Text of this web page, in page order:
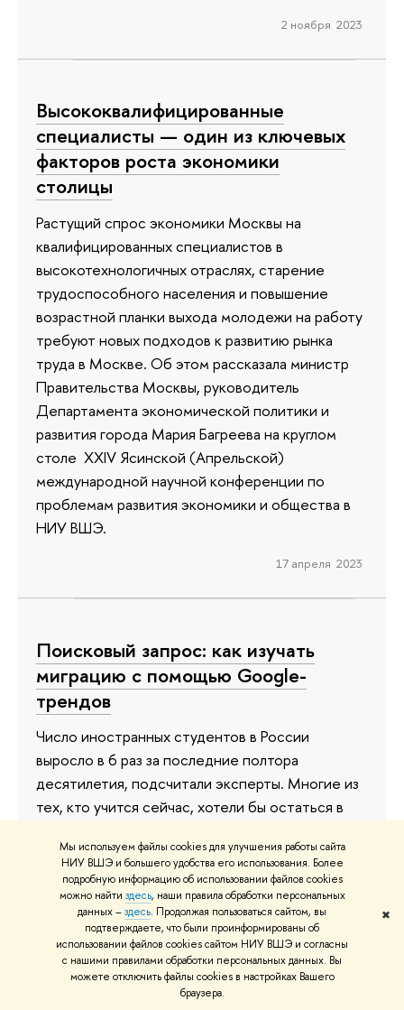
Мы используем файлы cookies для улучшения работы сайта
НИУ ВШЭ и большего удобства его использования. Более
подробную информацию об использовании файлов cookies
можно найти здесь, наши правила обработки персональных
данных –здесь. Продолжая пользоваться сайтом, вы
подтверждаете, что были проинформированы об
использовании файлов cookies сайтом НИУ ВШЭ и согласны
с нашими правилами обработки персональных данных. Вы
можете отключить файлы cookies в настройках Вашего
браузера.
✖
2 ноября 2023
Высококвалифицированные
специалисты — один из ключевых
факторов роста экономики
столицы
Растущий спрос экономики Москвы на
квалифицированных специалистов в
высокотехнологичных отраслях, старение
трудоспособного населения и повышение
возрастной планки выхода молодежи на работу
требуют новых подходов к развитию рынка
труда в Москве. Об этом рассказала министр
Правительства Москвы, руководитель
Департамента экономической политики и
развития города Мария Багреева на круглом
столе XXIV Ясинской (Апрельской)
международной научной конференции по
проблемам развития экономики и общества в
НИУ ВШЭ.
17 апреля 2023
Поисковый запрос: как изучать
миграцию с помощью Google-
трендов
Число иностранных студентов в России
выросло в 6 раз за последние полтора
десятилетия, подсчитали эксперты. Многие из
тех, кто учится сейчас, хотели бы остаться в
также о том, зачем нужно изучать Google-
тренды, и многом другом ученые рассказали в
своих докладах на секции по проблемам
демографии и рынка труда XXIV Ясинской
(Апрельской) международной научной
конференции НИУ ВШЭ.